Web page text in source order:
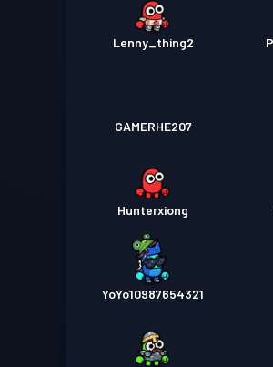
Lenny_thing2
GAMERHE207
Hunterxiong
YoYo10987654321